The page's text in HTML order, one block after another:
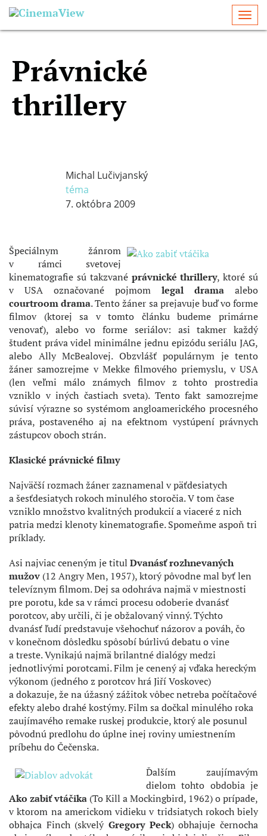
Právnické
thrillery
Michal Lučivjanský
téma
7. októbra 2009
Špeciálnym žánrom
v rámci svetovej
kinematografie sú takzvané právnické thrillery, ktoré sú
v USA označované pojmom legal drama alebo
courtroom drama. Tento žáner sa prejavuje buď vo forme
filmov (ktorej sa v tomto článku budeme primárne
venovať), alebo vo forme seriálov: asi takmer každý
študent práva videl minimálne jednu epizódu seriálu JAG,
alebo Ally McBealovej. Obzvlášť populárnym je tento
žáner samozrejme v Mekke filmového priemyslu, v USA
(len veľmi málo známych filmov z tohto prostredia
vzniklo v iných častiach sveta). Tento fakt samozrejme
súvisí výrazne so systémom angloamerického procesného
práva, postaveného aj na efektnom vystúpení právnych
zástupcov oboch strán.
Klasické právnické filmy
Najväčší rozmach žáner zaznamenal v päťdesiatych
a šesťdesiatych rokoch minulého storočia. V tom čase
vzniklo množstvo kvalitných produkcií a viaceré z nich
patria medzi klenoty kinematografie. Spomeňme aspoň tri
príklady.
Asi najviac ceneným je titul Dvanásť rozhnevaných
mužov (12 Angry Men, 1957), ktorý pôvodne mal byť len
televíznym filmom. Dej sa odohráva najmä v miestnosti
pre porotu, kde sa v rámci procesu odoberie dvanásť
porotcov, aby určili, či je obžalovaný vinný. Týchto
dvanásť ľudí predstavuje všehochuť názorov a pováh, čo
v konečnom dôsledku spôsobí búrlivú debatu o vine
a treste. Vynikajú najmä brilantné dialógy medzi
jednotlivými porotcami. Film je cenený aj vďaka hereckým
výkonom (jedného z porotcov hrá Jiří Voskovec)
a dokazuje, že na úžasný zážitok vôbec netreba počítačové
efekty alebo drahé kostýmy. Film sa dočkal minulého roka
zaujímavého remake ruskej produkcie, ktorý ale posunul
pôvodnú predlohu do úplne inej roviny umiestnením
príbehu do Čečenska.
Ďalším zaujímavým
dielom tohto obdobia je
Ako zabiť vtáčika (To Kill a Mockingbird, 1962) o prípade,
v ktorom na americkom vidieku v tridsiatych rokoch biely
obhajca Finch (skvelý Gregory Peck) obhajuje černocha